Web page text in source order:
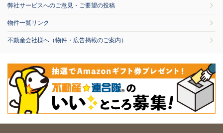
弊社サービスへのご意見・ご要望の投稿
物件一覧リンク
不動産会社様へ（物件・広告掲載のご案内）